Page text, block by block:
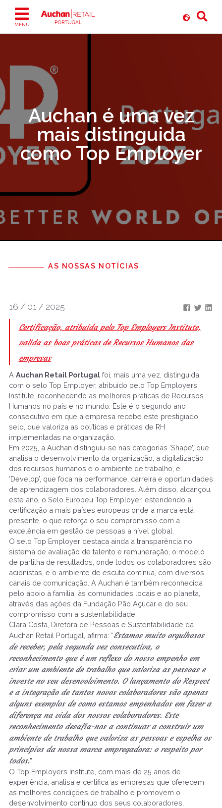
conteúdo
MENU
Auchan é uma vez
mais distinguida
como Top Employer
AS NOSSAS NOTÍCIAS
16 / 01 / 2025
Certificação, atribuída pelo Top Employers Institute,
valida as boas práticas de Recursos Humanos das
empresas
A Auchan Retail Portugalfoi, mais uma vez, distinguida
com o selo Top Employer, atribuído pelo Top Employers
Institute, reconhecendo as melhores práticas de Recursos
Humanos no país e no mundo. Este é o segundo ano
consecutivo em que a empresa recebe este prestigiado
selo, que valoriza as políticas e práticas de RH
implementadas na organização.
Em 2025, a Auchan distinguiu-se nas categorias ‘Shape’, que
analisa o desenvolvimento da organização, a digitalização
dos recursos humanos e o ambiente de trabalho, e
‘Develop’, que foca na performance, carreira e oportunidades
de aprendizagem dos colaboradores. Além disso, alcançou,
este ano, o Selo Europeu Top Employer, estendendo a
certificação a mais países europeus onde a marca está
presente, o que reforça o seu compromisso com a
excelência em gestão de pessoas a nível global.
O selo Top Employer destaca ainda a transparência no
sistema de avaliação de talento e remuneração, o modelo
de partilha de resultados, onde todos os colaboradores são
acionistas, e o ambiente de escuta contínua, com diversos
canais de comunicação. A Auchan é também reconhecida
pelo apoio à família, às comunidades locais e ao planeta,
através das ações da Fundação Pão Açúcar e do seu
compromisso com a sustentabilidade.
Clara Costa, Diretora de Pessoas e Sustentabilidade da
Auchan Retail Portugal, afirma: “Estamos muito orgulhosos
de receber, pela segunda vez consecutiva, o
reconhecimento que é um reflexo do nosso empenho em
criar um ambiente de trabalho que valoriza as pessoas e
investe no seu desenvolvimento. O lançamento do Respect
e a integração de tantos novos colaboradores são apenas
alguns exemplos de como estamos empenhados em fazer a
diferença na vida dos nossos colaboradores. Este
reconhecimento desafia-nos a continuar a construir um
ambiente de trabalho que valoriza as pessoas e espelha os
princípios da nossa marca empregadora: o respeito por
todos.”
O Top Employers Institute, com mais de 25 anos de
experiência, analisa e certifica as empresas que oferecem
as melhores condições de trabalho e promovem o
desenvolvimento contínuo dos seus colaboradores,